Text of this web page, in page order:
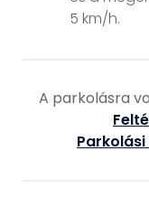
5 km/h.
A parkolásra